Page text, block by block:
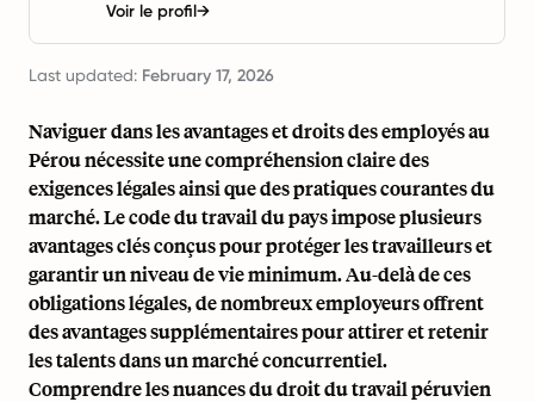
Voir le profil→
Last updated: February 17, 2026
Naviguer dans les avantages et droits des employés au
Pérou nécessite une compréhension claire des
exigences légales ainsi que des pratiques courantes du
marché. Le code du travail du pays impose plusieurs
avantages clés conçus pour protéger les travailleurs et
garantir un niveau de vie minimum. Au-delà de ces
obligations légales, de nombreux employeurs offrent
des avantages supplémentaires pour attirer et retenir
les talents dans un marché concurrentiel.
Comprendre les nuances du droit du travail péruvien